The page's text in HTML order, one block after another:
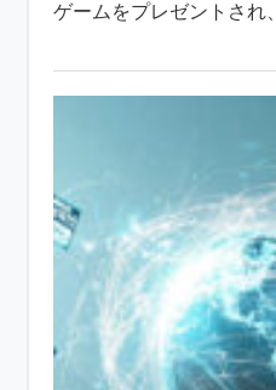
ゲームをプレゼントさ